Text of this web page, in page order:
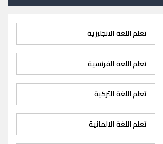
تعلم اللغة الانجليزية
تعلم اللغة الفرنسية
تعلم اللغة التركية
تعلم اللغة الالمانية